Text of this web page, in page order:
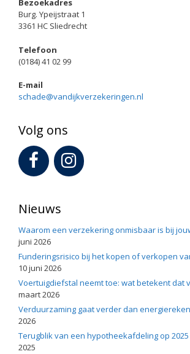
Bezoekadres
Burg. Ypeijstraat 1
3361 HC Sliedrecht
Telefoon
(0184) 41 02 99
E-mail
schade@vandijkverzekeringen.nl
Volg ons
Nieuws
Waarom een verzekering onmisbaar is bij
juni 2026
Funderingsrisico bij het kopen of verkopen
10 juni 2026
Voertuigdiefstal neemt toe: wat betekent dat
maart 2026
Verduurzaming gaat verder dan
2026
Terugblik van een hypotheekafdeling op 2025
2025